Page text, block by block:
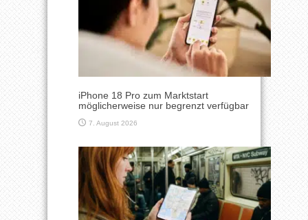
iPhone 18 Pro zum Marktstart
möglicherweise nur begrenzt verfügbar
7. August 2026